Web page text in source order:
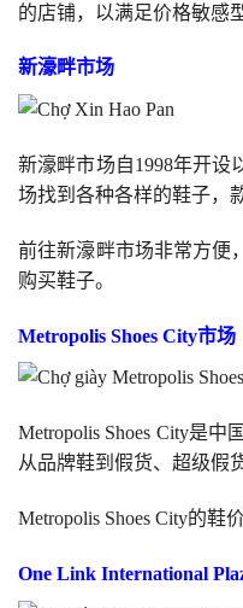
的店铺，以满足价格敏感
新濠畔市场
新濠畔市场自1998年开设
场找到各种各样的鞋子，
前往新濠畔市场非常方便
购买鞋子。
Metropolis Shoes City市场
Metropolis Shoes City是
从品牌鞋到假货、超级假
Metropolis Shoes City的
One Link International